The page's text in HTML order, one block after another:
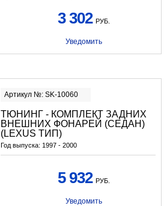
3 302 РУБ.
Уведомить
Артикул №: SK-10060
ТЮНИНГ - КОМПЛЕКТ ЗАДНИХ
ВНЕШНИХ ФОНАРЕЙ (СЕДАН)
(LEXUS ТИП)
Год выпуска: 1997 - 2000
5 932 РУБ.
Уведомить